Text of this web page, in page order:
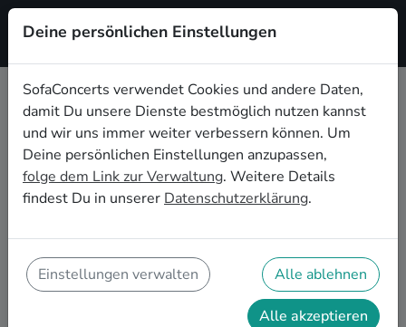
Registrieren
Blues Live-Musik für den
Junggesellenabschied in Hamm
Blues Singer-Songwriter*innen und Bands sind die
perfekte Idee für einen außergewöhnlichen
euer JGA zu einem unvergesslichen Highlight - die
Idee für besondere Feierlichkeiten vor der Hochzeit!
Auf SofaConcerts findet ihr Blues Musiker*innen in
Hamm, die genau zu euren Wünschen und eurem
Deine persönlichen Einstellungen
SofaConcerts verwendet Cookies und andere Daten,
damit Du unsere Dienste bestmöglich nutzen kannst
und wir uns immer weiter verbessern können. Um
Deine persönlichen Einstellungen anzupassen,
folge dem Link zur Verwaltung. Weitere Details
findest Du in unserer Datenschutzerklärung.
Einstellungen verwalten Alle ablehnen
Alle akzeptieren